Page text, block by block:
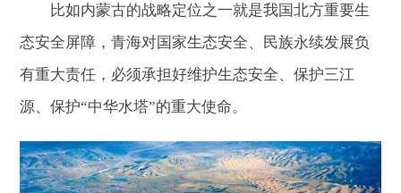
比如内蒙古的战略定位之一就是我国北方重要生
态安全屏障，青海对国家生态安全、民族永续发展负
有重大责任，必须承担好维护生态安全、保护三江
源、保护“中华水塔”的重大使命。